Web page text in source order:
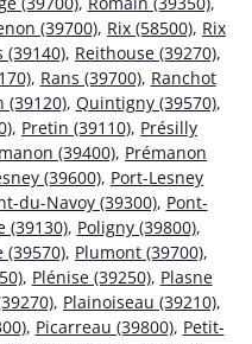
(39700), Rix (58500), Rix
(39140), Reithouse (39270),
, Rans (39700), Ranchot
(39120), Quintigny (39570),
, Pretin (39110), Présilly
(39400), Prémanon
(39600), Port-Lesney
du-Navoy (39300), Pont-
(39130), Poligny (39800),
(39570), Plumont (39700),
, Plénise (39250), Plasne
, Plainoiseau (39210),
, Picarreau (39800), Petit-